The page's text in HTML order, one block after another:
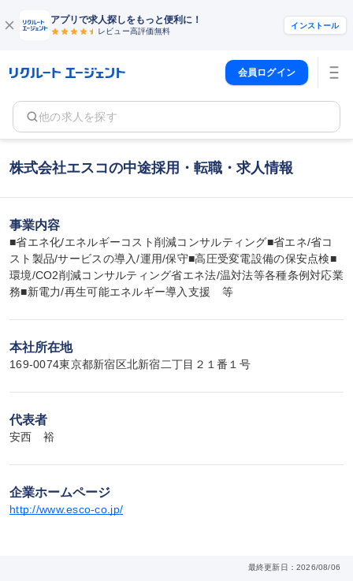
アプリで求人探しをもっと便利に！
レビュー高評価無料
インストール
会員ログイン
他の求人を探す
株式会社エスコの中途採用・転職・求人情報
事業内容
■省エネ化/エネルギーコスト削減コンサルティング■省エネ/省コ
スト製品/サービスの導入/運用/保守■高圧受変電設備の保安点検■
環境/CO2削減コンサルティング省エネ法/温対法等各種条例対応業
務■新電力/再生可能エネルギー導入支援　等
本社所在地
169-0074東京都新宿区北新宿二丁目２１番１号
代表者
安西　裕
企業ホームページ
http://www.esco-co.jp/
最終更新日：2026/08/06